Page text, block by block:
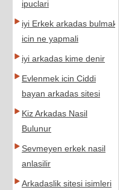
ipuclari
iyi Erkek arkadas bulmak
icin ne yapmali
iyi arkadas kime denir
Evlenmek icin Ciddi
bayan arkadas sitesi
Kiz Arkadas Nasil
Bulunur
Sevmeyen erkek nasil
anlasilir
Arkadaslik sitesi isimleri